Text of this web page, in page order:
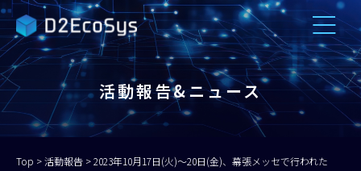
活動報告&ニュース
Top >活動報告 >2023年10月17日(火)～20日(金)、幕張メッセで行われた